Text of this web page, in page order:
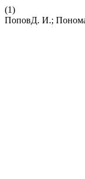
(1)
ПоповД. И.;